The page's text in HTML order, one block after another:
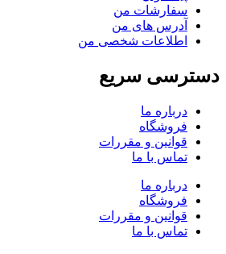
سفارشات من
آدرس های من
اطلاعات شخصی من
دسترسی سریع
درباره ما
فروشگاه
قوانین و مقررات
تماس با ما
درباره ما
فروشگاه
قوانین و مقررات
تماس با ما